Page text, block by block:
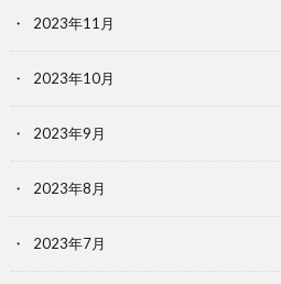
2023年11月
2023年10月
2023年9月
2023年8月
2023年7月